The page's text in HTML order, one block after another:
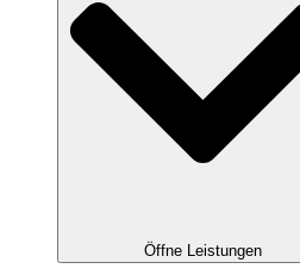
Öffne Leistungen